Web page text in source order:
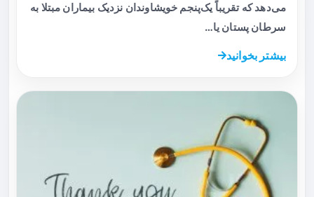
می‌دهد که تقریباً یک‌پنجم خویشاوندان نزدیک بیماران مبتلا به
سرطان پستان یا…
بیشتر بخوانید